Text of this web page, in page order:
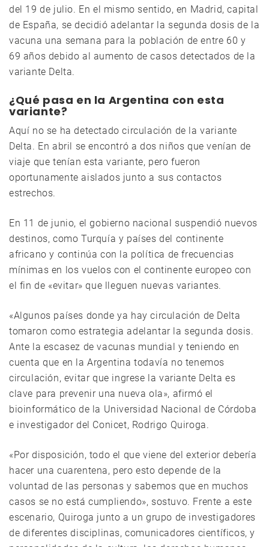
del 19 de julio. En el mismo sentido, en Madrid, capital
de España, se decidió adelantar la segunda dosis de la
vacuna una semana para la población de entre 60 y
69 años debido al aumento de casos detectados de la
variante Delta.
¿Qué pasa en la Argentina con esta
variante?
Aquí no se ha detectado circulación de la variante
Delta. En abril se encontró a dos niños que venían de
viaje que tenían esta variante, pero fueron
oportunamente aislados junto a sus contactos
estrechos.
En 11 de junio, el gobierno nacional suspendió nuevos
destinos, como Turquía y países del continente
africano y continúa con la política de frecuencias
mínimas en los vuelos con el continente europeo con
el fin de «evitar» que lleguen nuevas variantes.
«Algunos países donde ya hay circulación de Delta
tomaron como estrategia adelantar la segunda dosis.
Ante la escasez de vacunas mundial y teniendo en
cuenta que en la Argentina todavía no tenemos
circulación, evitar que ingrese la variante Delta es
clave para prevenir una nueva ola», afirmó el
bioinformático de la Universidad Nacional de Córdoba
e investigador del Conicet, Rodrigo Quiroga.
«Por disposición, todo el que viene del exterior debería
hacer una cuarentena, pero esto depende de la
voluntad de las personas y sabemos que en muchos
casos se no está cumpliendo», sostuvo. Frente a este
escenario, Quiroga junto a un grupo de investigadores
de diferentes disciplinas, comunicadores científicos, y